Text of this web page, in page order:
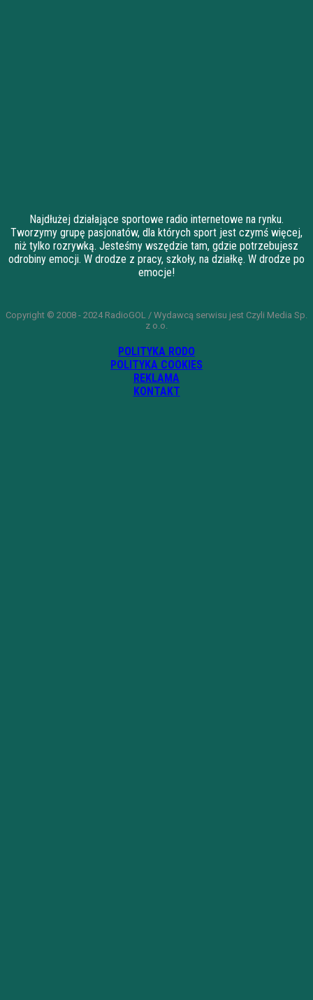
Najdłużej działające sportowe radio internetowe na rynku.
Tworzymy grupę pasjonatów, dla których sport jest czymś więcej,
niż tylko rozrywką. Jesteśmy wszędzie tam, gdzie potrzebujesz
odrobiny emocji. W drodze z pracy, szkoły, na działkę. W drodze po
emocje!
Copyright © 2008 - 2024 RadioGOL / Wydawcą serwisu jest Czyli Media Sp.
z o.o.
POLITYKA RODO
POLITYKA COOKIES
REKLAMA
KONTAKT